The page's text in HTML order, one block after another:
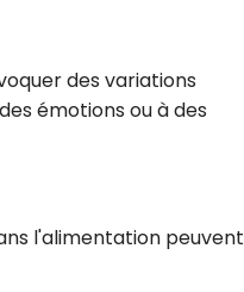
des variations
émotions ou à des
l'alimentation peuvent